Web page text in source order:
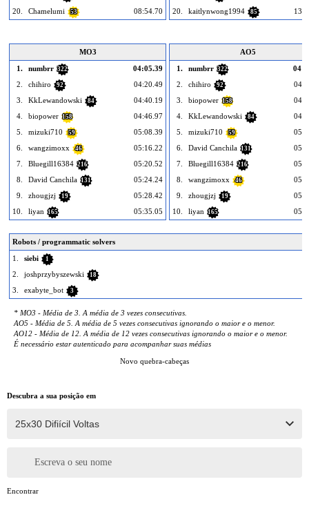
20.
Chamelumi 53 08:54.70
20.
kaitlynwong1994 85
MO3
1.
numbrr 322
04:05.39
2.
chihiro 92
04:20.49
3.
KkLewandowski 84
04:40.19
4.
biopower 158
04:46.97
5.
mizuki710 59
05:08.39
6.
wangzimoxx 46
05:16.22
7.
Bluegill16384 216
05:20.52
8.
David Canchila 131
05:24.24
9.
zhougjzj 19
05:28.42
10.
liyan 165 05:35.05
AO5
1.
numbrr 322
2.
chihiro 92
3.
biopower 158
4.
KkLewandowski 84
5.
mizuki710 59
6.
David Canchila 131
7.
Bluegill16384 216
8.
wangzimoxx 46
9.
zhougjzj 19
10.
liyan 165
Robots / programmatic solvers
1.
siebi 1
2. joshprzybyszewski 18
3. exabyte_bot 3
* MO3 - Média de 3. A média de 3 vezes consecutivas.
AO5 - Média de 5. A média de 5 vezes consecutivas ignorando o maior e o menor.
AO12 - Média de 12. A média de 12 vezes consecutivas ignorando o maior e o menor.
É necessário estar autenticado para acompanhar suas médias
Novo quebra-cabeças
Descubra a sua posição em
Escreva o seu nome
Encontrar